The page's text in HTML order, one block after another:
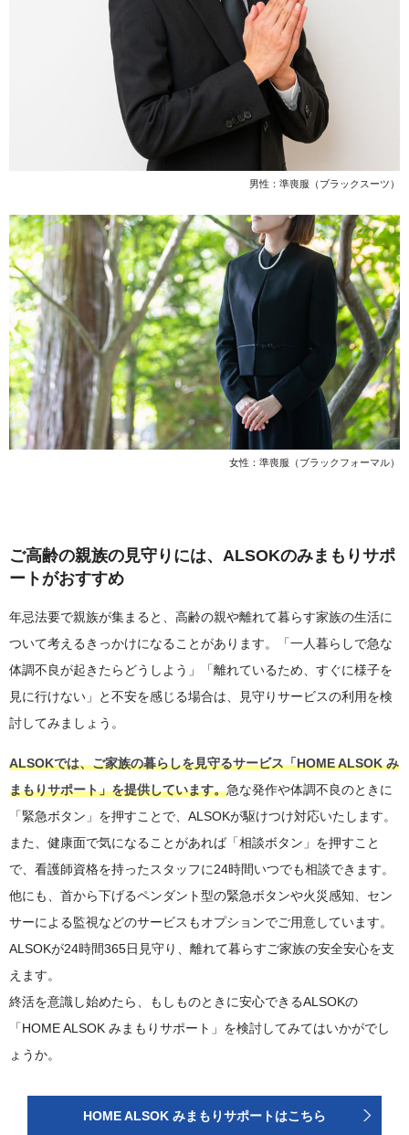
男性：準喪服（ブラックスーツ）
女性：準喪服（ブラックフォーマル）
ご高齢の親族の見守りには、ALSOKのみまもりサポ
ートがおすすめ
年忌法要で親族が集まると、高齢の親や離れて暮らす家族の生活に
ついて考えるきっかけになることがあります。「一人暮らしで急な
体調不良が起きたらどうしよう」「離れているため、すぐに様子を
見に行けない」と不安を感じる場合は、見守りサービスの利用を検
討してみましょう。
ALSOKでは、ご家族の暮らしを見守るサービス「HOME ALSOK み
まもりサポート」を提供しています。急な発作や体調不良のときに
「緊急ボタン」を押すことで、ALSOKが駆けつけ対応いたします。
また、健康面で気になることがあれば「相談ボタン」を押すこと
で、看護師資格を持ったスタッフに24時間いつでも相談できます。
他にも、首から下げるペンダント型の緊急ボタンや火災感知、セン
サーによる監視などのサービスもオプションでご用意しています。
ALSOKが24時間365日見守り、離れて暮らすご家族の安全安心を支
えます。
終活を意識し始めたら、もしものときに安心できるALSOKの
「HOME ALSOK みまもりサポート」を検討してみてはいかがでし
ょうか。
HOME ALSOK みまもりサポートはこちら